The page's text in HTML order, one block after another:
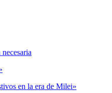
en la era de Milei»